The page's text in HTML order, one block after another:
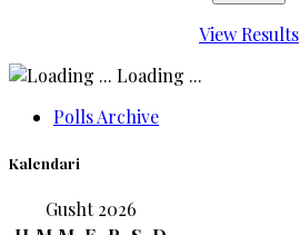
View Results
Loading ...
Polls Archive
Kalendari
Gusht 2026